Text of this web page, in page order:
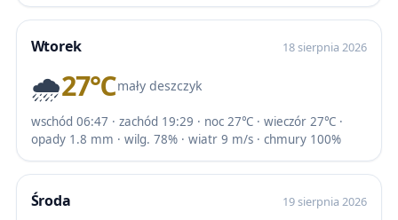
Wtorek 18 sierpnia 2026
🌧️27℃mały deszczyk
wschód 06:47 · zachód 19:29 · noc 27℃ · wieczór 27℃ ·
opady 1.8 mm · wilg. 78% · wiatr 9 m/s · chmury 100%
Środa 19 sierpnia 2026